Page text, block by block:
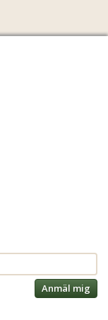
Anmäl mig